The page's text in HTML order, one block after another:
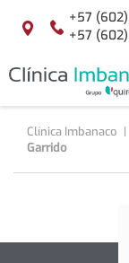
Saltar al contenido
Localización
+57 (602)
+57
Clínica Imbanaco
Garrido